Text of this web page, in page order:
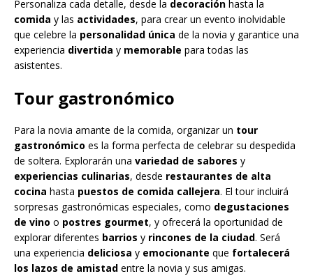
Personaliza cada detalle, desde la decoración hasta la
comida y las actividades, para crear un evento inolvidable
que celebre la personalidad única de la novia y garantice una
experiencia divertida y memorable para todas las
asistentes.
Tour gastronómico
Para la novia amante de la comida, organizar un tour
gastronómico es la forma perfecta de celebrar su despedida
de soltera. Explorarán una variedad de sabores y
experiencias culinarias, desde restaurantes de alta
cocina hasta puestos de comida callejera. El tour incluirá
sorpresas gastronómicas especiales, como degustaciones
de vino o postres gourmet, y ofrecerá la oportunidad de
explorar diferentes barrios y rincones de la ciudad. Será
una experiencia deliciosa y emocionante que fortalecerá
los lazos de amistad entre la novia y sus amigas.